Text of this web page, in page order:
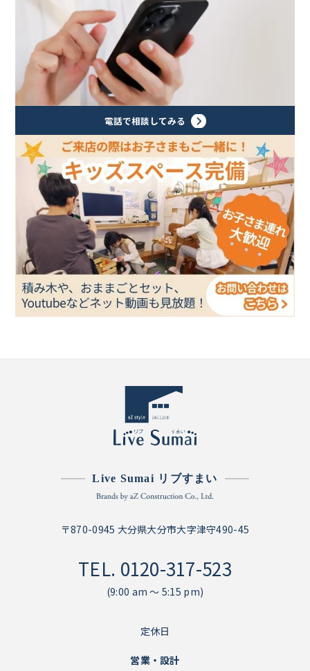
電話で相談してみる
Live Sumai リブすまい
〒870-0945 大分県大分市大字津守490-45
TEL. 0120-317-523
(9:00 am ～ 5:15 pm)
定休日
営業・設計